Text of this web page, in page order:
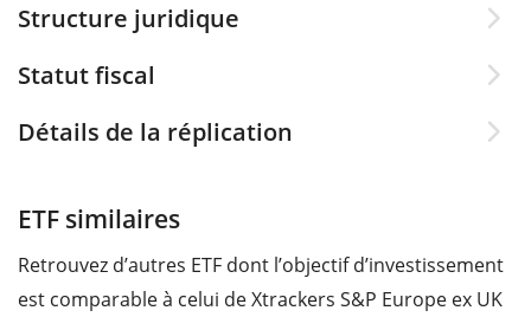
Structure juridique
Statut fiscal
Détails de la réplication
ETF similaires
Retrouvez d’autres ETF dont l’objectif d’investissement
est comparable à celui de Xtrackers S&P Europe ex UK